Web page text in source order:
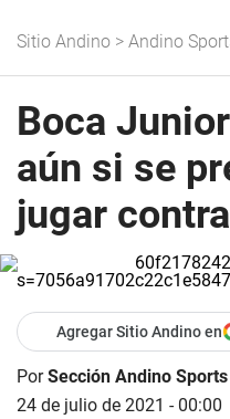
Sitio Andino > Andino
Boca
aún si se
jugar
Agregar Sitio Andino en
PorSección Andino Sports
24 de julio de 2021 - 00:00